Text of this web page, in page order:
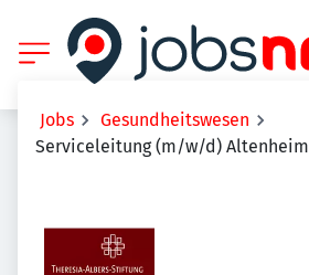
Jobs
Gesundheitswesen
Serviceleitung (m/w/d) Altenheim